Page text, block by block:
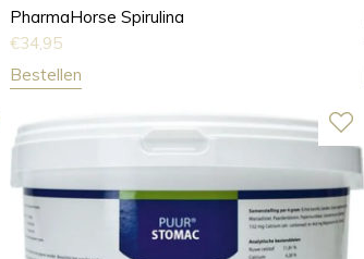
PharmaHorse Spirulina
€34,95
Bestellen